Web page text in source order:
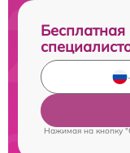
Бесплатная
Нажимая на кнопку